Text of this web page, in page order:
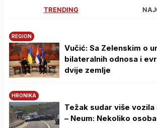
TRENDING
REGION
Vučić: Sa Zelenskim o
bilateralnih odnosa i
dvije zemlje
HRONIKA
Težak sudar više vozila
– Neum: Nekoliko